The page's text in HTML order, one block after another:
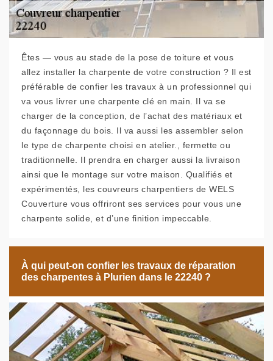
Êtes — vous au stade de la pose de toiture et vous
allez installer la charpente de votre construction ? Il est
préférable de confier les travaux à un professionnel qui
va vous livrer une charpente clé en main. Il va se
charger de la conception, de l’achat des matériaux et
du façonnage du bois. Il va aussi les assembler selon
le type de charpente choisi en atelier., fermette ou
traditionnelle. Il prendra en charger aussi la livraison
ainsi que le montage sur votre maison. Qualifiés et
expérimentés, les couvreurs charpentiers de WELS
Couverture vous offriront ses services pour vous une
charpente solide, et d’une finition impeccable.
À qui peut-on confier les travaux de réparation
des charpentes à Plurien dans le 22240 ?